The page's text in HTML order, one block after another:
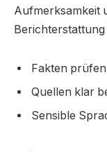
Aufmerksamkeit
Fakten prüfen
Quellen klar
Sensible